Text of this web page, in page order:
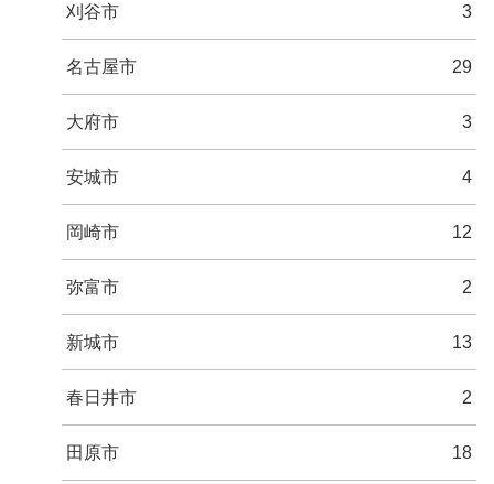
刈谷市 3
名古屋市 29
大府市 3
安城市 4
岡崎市 12
弥富市 2
新城市 13
春日井市 2
田原市 18